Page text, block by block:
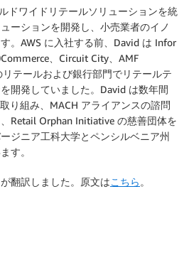
ドワイドリテールソリューションを統
ーションを開発し、小売業者のイノ
。AWS に入社する前、David は Infor
、Circuit City、AMF
テールおよび銀行部門でリテールテ
開発していました。David は数年間
り組み、MACH アライアンスの諮問
Retail Orphan Initiative の慈善団体を
ジニア工科大学とペンシルベニア州
す。
翻訳しました。原文はこちら 。